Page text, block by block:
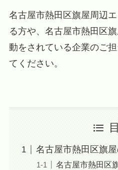
名古屋市熱田区旗屋周辺
る方や、名古屋市熱田区
動をされている企業のご
てください。
名古屋市熱田区旗
名古屋市熱田区